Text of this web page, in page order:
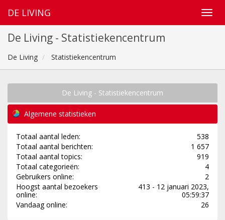
DE LIVING
De Living - Statistiekencentrum
De Living Statistiekencentrum
De Living - Statistiekencentrum
Algemene statistieken
Totaal aantal leden:
538
Totaal aantal berichten:
1 657
Totaal aantal topics:
919
Totaal categorieën:
4
Gebruikers online:
2
Hoogst aantal bezoekers
online:
413 - 12 januari 2023,
05:59:37
Vandaag online:
26